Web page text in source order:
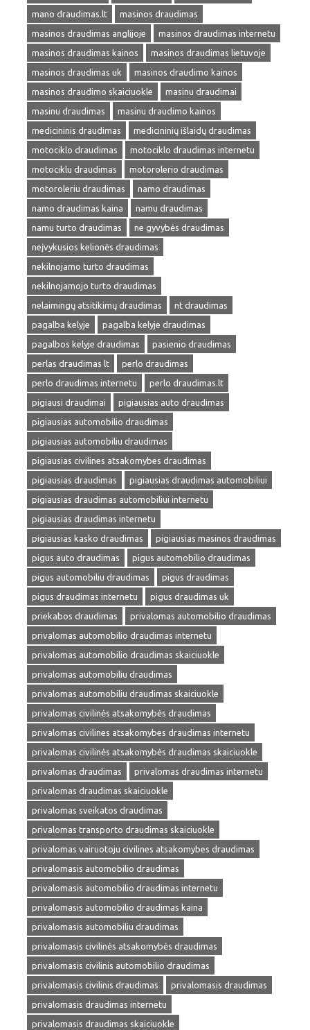
mano draudimas.lt
masinos draudimas
masinos draudimas anglijoje
masinos draudimas internetu
masinos draudimas kainos
masinos draudimas lietuvoje
masinos draudimas uk
masinos draudimo kainos
masinos draudimo skaiciuokle
masinu draudimai
masinu draudimas
masinu draudimo kainos
medicininis draudimas
medicininių išlaidų draudimas
motociklo draudimas
motociklo draudimas internetu
motociklu draudimas
motorolerio draudimas
motoroleriu draudimas
namo draudimas
namo draudimas kaina
namu draudimas
namu turto draudimas
ne gyvybės draudimas
neįvykusios kelionės draudimas
nekilnojamo turto draudimas
nekilnojamojo turto draudimas
nelaimingų atsitikimų draudimas
nt draudimas
pagalba kelyje
pagalba kelyje draudimas
pagalbos kelyje draudimas
pasienio draudimas
perlas draudimas lt
perlo draudimas
perlo draudimas internetu
perlo draudimas.lt
pigiausi draudimai
pigiausias auto draudimas
pigiausias automobilio draudimas
pigiausias automobiliu draudimas
pigiausias civilines atsakomybes draudimas
pigiausias draudimas
pigiausias draudimas automobiliui
pigiausias draudimas automobiliui internetu
pigiausias draudimas internetu
pigiausias kasko draudimas
pigiausias masinos draudimas
pigus auto draudimas
pigus automobilio draudimas
pigus automobiliu draudimas
pigus draudimas
pigus draudimas internetu
pigus draudimas uk
priekabos draudimas
privalomas automobilio draudimas
privalomas automobilio draudimas internetu
privalomas automobilio draudimas skaiciuokle
privalomas automobiliu draudimas
privalomas automobiliu draudimas skaiciuokle
privalomas civilinės atsakomybės draudimas
privalomas civilines atsakomybes draudimas internetu
privalomas civilinės atsakomybės draudimas skaiciuokle
privalomas draudimas
privalomas draudimas internetu
privalomas draudimas skaiciuokle
privalomas sveikatos draudimas
privalomas transporto draudimas skaiciuokle
privalomas vairuotoju civilines atsakomybes draudimas
privalomasis automobilio draudimas
privalomasis automobilio draudimas internetu
privalomasis automobilio draudimas kaina
privalomasis automobiliu draudimas
privalomasis civilinės atsakomybės draudimas
privalomasis civilinis automobilio draudimas
privalomasis civilinis draudimas
privalomasis draudimas
privalomasis draudimas internetu
privalomasis draudimas skaiciuokle